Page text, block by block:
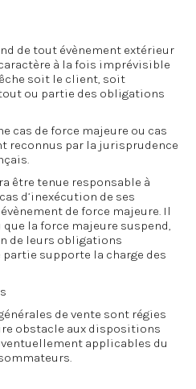
de tout évènement extérieur
à la fois imprévisible
soit le client, soit
ou partie des obligations
cas de force majeure ou cas
reconnus par la jurisprudence
être tenue responsable à
d’inexécution de ses
de force majeure. Il
la force majeure suspend,
de leurs obligations
supporte la charge des
de vente sont régies
obstacle aux dispositions
applicables du